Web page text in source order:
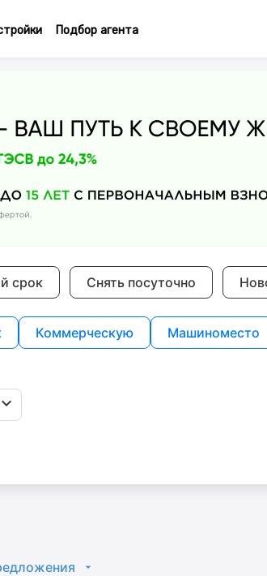
Подбор агента
срок Снять посуточно
Коммерческую Машиноместо